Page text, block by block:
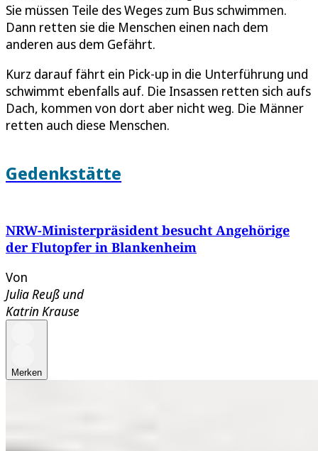
Sie müssen Teile des Weges zum Bus schwimmen.
Dann retten sie die Menschen einen nach dem
anderen aus dem Gefährt.
Kurz darauf fährt ein Pick-up in die Unterführung und
schwimmt ebenfalls auf. Die Insassen retten sich aufs
Dach, kommen von dort aber nicht weg. Die Männer
retten auch diese Menschen.
Gedenkstätte
NRW-Ministerpräsident besucht Angehörige
der Flutopfer in Blankenheim
Von
Julia Reuß und
Katrin Krause
Merken